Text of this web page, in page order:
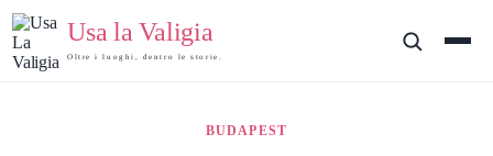
Usa la Valigia
Oltre i luoghi, dentro le storie.
BUDAPEST